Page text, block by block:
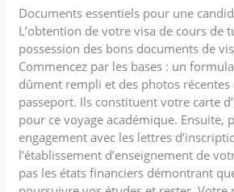
Documents essentiels pour une
L’obtention de votre visa de cours de
possession des bons documents de
Commencez par les bases : un
dûment rempli et des photos
passeport. Ils constituent votre carte
pour ce voyage académique. Ensuite,
engagement avec les lettres
l’établissement d’enseignement de
pas les états financiers démontrant